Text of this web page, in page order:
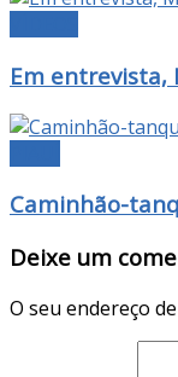
Em entrevista,
Caminhão-
Deixe um
O seu endereço